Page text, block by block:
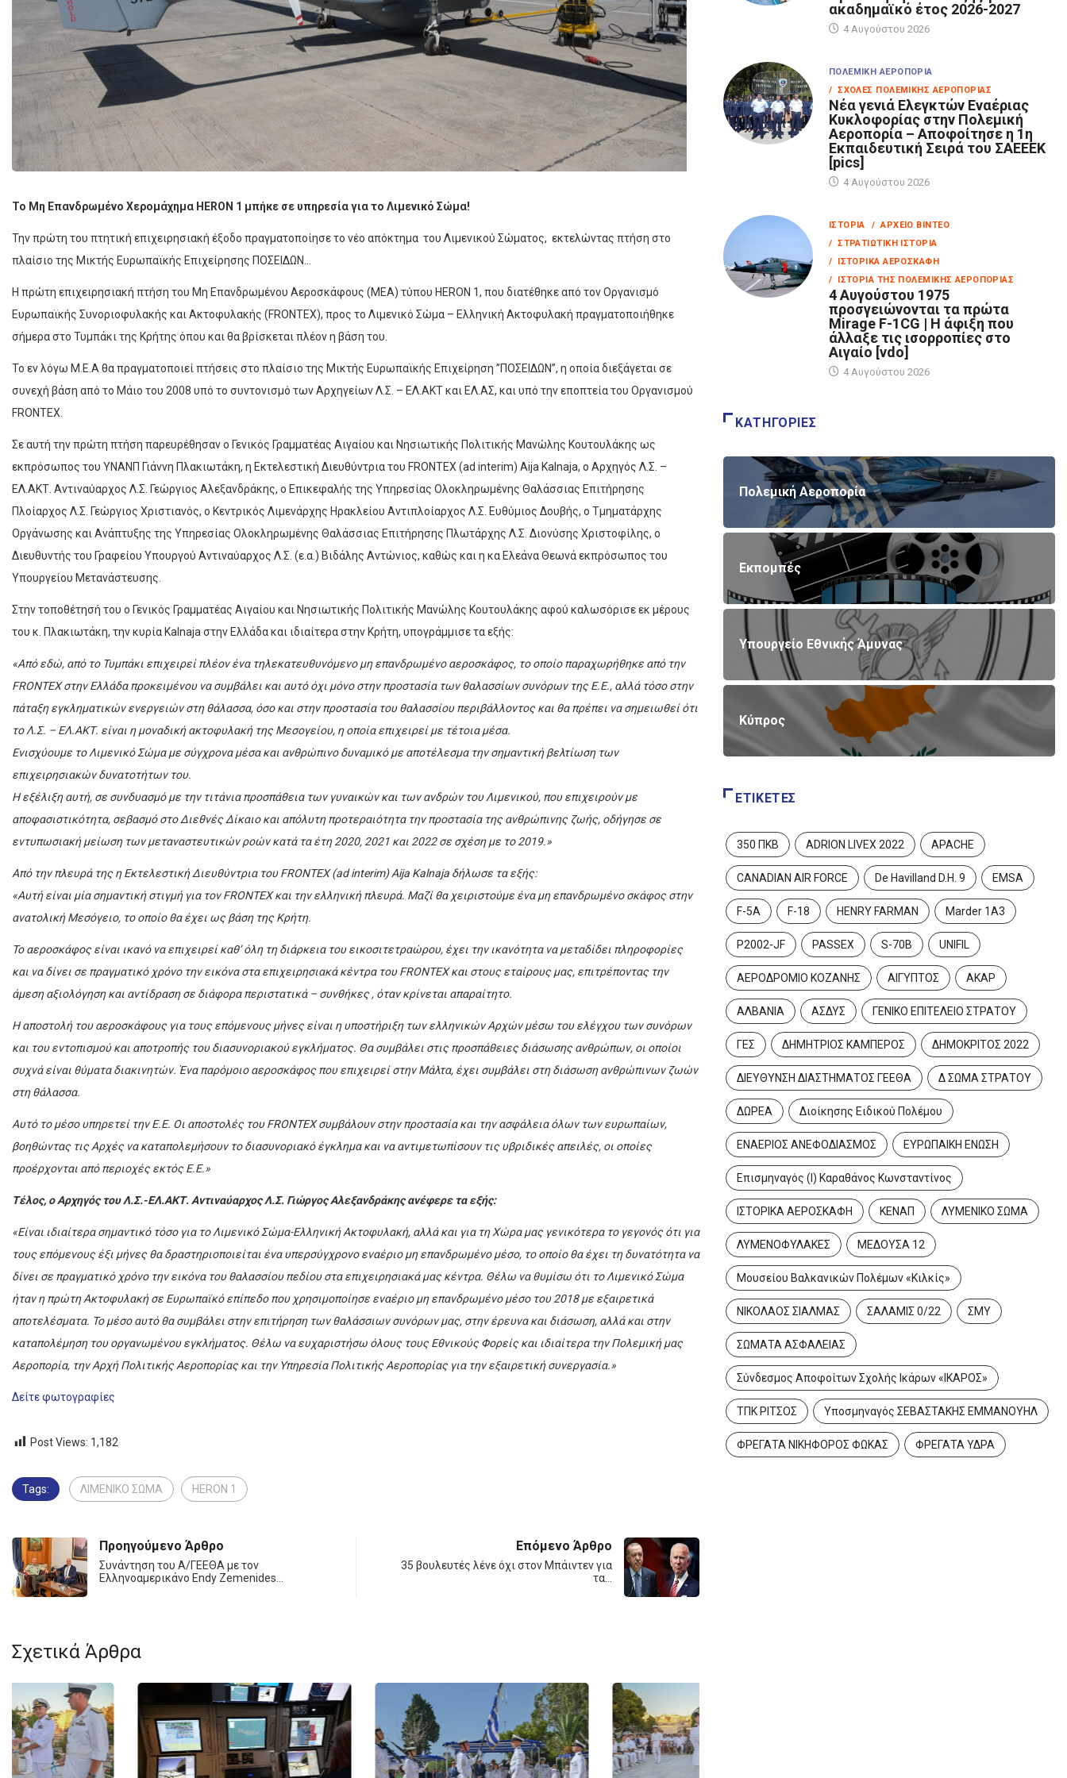
Το Μη Επανδρωμένο Χερομάχημα HERON 1 μπήκε σε υπηρεσία για το Λιμενικό Σώμα!
Την πρώτη του πτητική επιχειρησιακή έξοδο πραγματοποίησε το νέο απόκτημα του Λιμενικού Σώματος, εκτελώντας πτήση στο
πλαίσιο της Μικτής Ευρωπαϊκής Επιχείρησης ΠΟΣΕΙΔΩΝ…
Η πρώτη επιχειρησιακή πτήση του Μη Επανδρωμένου Αεροσκάφους (ΜΕΑ) τύπου HERON 1, που διατέθηκε από τον Οργανισμό
Ευρωπαϊκής Συνοριοφυλακής και Ακτοφυλακής (FRONTEX), προς το Λιμενικό Σώμα – Ελληνική Ακτοφυλακή πραγματοποιήθηκε
σήμερα στο Τυμπάκι της Κρήτης όπου και θα βρίσκεται πλέον η βάση του.
Το εν λόγω Μ.Ε.Α θα πραγματοποιεί πτήσεις στο πλαίσιο της Μικτής Ευρωπαϊκής Επιχείρηση ”ΠΟΣΕΙΔΩΝ”, η οποία διεξάγεται σε
συνεχή βάση από το Μάιο του 2008 υπό το συντονισμό των Αρχηγείων Λ.Σ. – ΕΛ.ΑΚΤ και ΕΛ.ΑΣ, και υπό την εποπτεία του Οργανισμού
FRONTEX.
Σε αυτή την πρώτη πτήση παρευρέθησαν ο Γενικός Γραμματέας Αιγαίου και Νησιωτικής Πολιτικής Μανώλης Κουτουλάκης ως
εκπρόσωπος του ΥΝΑΝΠ Γιάννη Πλακιωτάκη, η Εκτελεστική Διευθύντρια του FRONTEX (ad interim) Aija Kalnaja, o Αρχηγός Λ.Σ. –
ΕΛ.ΑΚΤ. Αντιναύαρχος Λ.Σ. Γεώργιος Αλεξανδράκης, ο Επικεφαλής της Υπηρεσίας Ολοκληρωμένης Θαλάσσιας Επιτήρησης
Πλοίαρχος Λ.Σ. Γεώργιος Χριστιανός, ο Κεντρικός Λιμενάρχης Ηρακλείου Αντιπλοίαρχος Λ.Σ. Ευθύμιος Δουβής, ο Τμηματάρχης
Οργάνωσης και Ανάπτυξης της Υπηρεσίας Ολοκληρωμένης Θαλάσσιας Επιτήρησης Πλωτάρχης Λ.Σ. Διονύσης Χριστοφίλης, ο
Διευθυντής του Γραφείου Υπουργού Αντιναύαρχος Λ.Σ. (ε.α.) Βιδάλης Αντώνιος, καθώς και η κα Ελεάνα Θεωνά εκπρόσωπος του
Υπουργείου Μετανάστευσης.
Στην τοποθέτησή του ο Γενικός Γραμματέας Αιγαίου και Νησιωτικής Πολιτικής Μανώλης Κουτουλάκης αφού καλωσόρισε εκ μέρους
του κ. Πλακιωτάκη, την κυρία Kalnaja στην Ελλάδα και ιδιαίτερα στην Κρήτη, υπογράμμισε τα εξής:
«Από εδώ, από το Τυμπάκι επιχειρεί πλέον ένα τηλεκατευθυνόμενο μη επανδρωμένο αεροσκάφος, το οποίο παραχωρήθηκε από την
FRONTEX στην Ελλάδα προκειμένου να συμβάλει και αυτό όχι μόνο στην προστασία των θαλασσίων συνόρων της Ε.Ε., αλλά τόσο στην
πάταξη εγκληματικών ενεργειών στη θάλασσα, όσο και στην προστασία του θαλασσίου περιβάλλοντος και θα πρέπει να σημειωθεί ότι
το Λ.Σ. – ΕΛ.ΑΚΤ. είναι η μοναδική ακτοφυλακή της Μεσογείου, η οποία επιχειρεί με τέτοια μέσα.
Ενισχύουμε το Λιμενικό Σώμα με σύγχρονα μέσα και ανθρώπινο δυναμικό με αποτέλεσμα την σημαντική βελτίωση των
επιχειρησιακών δυνατοτήτων του.
Η εξέλιξη αυτή, σε συνδυασμό με την τιτάνια προσπάθεια των γυναικών και των ανδρών του Λιμενικού, που επιχειρούν με
αποφασιστικότητα, σεβασμό στο Διεθνές Δίκαιο και απόλυτη προτεραιότητα την προστασία της ανθρώπινης ζωής, οδήγησε σε
εντυπωσιακή μείωση των μεταναστευτικών ροών κατά τα έτη 2020, 2021 και 2022 σε σχέση με το 2019.»
Από την πλευρά της η Εκτελεστική Διευθύντρια του FRONTEX (ad interim) Aija Kalnaja δήλωσε τα εξής:
«Αυτή είναι μία σημαντική στιγμή για τον FRONTEX και την ελληνική πλευρά. Μαζί θα χειριστούμε ένα μη επανδρωμένο σκάφος στην
ανατολική Μεσόγειο, το οποίο θα έχει ως βάση της Κρήτη.
Το αεροσκάφος είναι ικανό να επιχειρεί καθ’ όλη τη διάρκεια του εικοσιτετραώρου, έχει την ικανότητα να μεταδίδει πληροφορίες
και να δίνει σε πραγματικό χρόνο την εικόνα στα επιχειρησιακά κέντρα του FRONTEX και στους εταίρους μας, επιτρέποντας την
άμεση αξιολόγηση και αντίδραση σε διάφορα περιστατικά – συνθήκες , όταν κρίνεται απαραίτητο.
Η αποστολή του αεροσκάφους για τους επόμενους μήνες είναι η υποστήριξη των ελληνικών Αρχών μέσω του ελέγχου των συνόρων
και του εντοπισμού και αποτροπής του διασυνοριακού εγκλήματος. Θα συμβάλει στις προσπάθειες διάσωσης ανθρώπων, οι οποίοι
συχνά είναι θύματα διακινητών. Ένα παρόμοιο αεροσκάφος που επιχειρεί στην Μάλτα, έχει συμβάλει στη διάσωση ανθρώπινων ζωών
στη θάλασσα.
Αυτό το μέσο υπηρετεί την Ε.Ε. Οι αποστολές του FRONTEX συμβάλουν στην προστασία και την ασφάλεια όλων των ευρωπαίων,
βοηθώντας τις Αρχές να καταπολεμήσουν το διασυνοριακό έγκλημα και να αντιμετωπίσουν τις υβριδικές απειλές, οι οποίες
προέρχονται από περιοχές εκτός Ε.Ε.»
Τέλος, ο Αρχηγός του Λ.Σ.-ΕΛ.ΑΚΤ. Αντιναύαρχος Λ.Σ. Γιώργος Αλεξανδράκης ανέφερε τα εξής:
«Είναι ιδιαίτερα σημαντικό τόσο για το Λιμενικό Σώμα-Ελληνική Ακτοφυλακή, αλλά και για τη Χώρα μας γενικότερα το γεγονός ότι για
τους επόμενους έξι μήνες θα δραστηριοποιείται ένα υπερσύγχρονο εναέριο μη επανδρωμένο μέσο, το οποίο θα έχει τη δυνατότητα να
δίνει σε πραγματικό χρόνο την εικόνα του θαλασσίου πεδίου στα επιχειρησιακά μας κέντρα. Θέλω να θυμίσω ότι το Λιμενικό Σώμα
ήταν η πρώτη Ακτοφυλακή σε Ευρωπαϊκό επίπεδο που χρησιμοποίησε εναέριο μη επανδρωμένο μέσο του 2018 με εξαιρετικά
αποτελέσματα. Το μέσο αυτό θα συμβάλει στην επιτήρηση των θαλάσσιων συνόρων μας, στην έρευνα και διάσωση, αλλά και στην
καταπολέμηση του οργανωμένου εγκλήματος. Θέλω να ευχαριστήσω όλους τους Εθνικούς Φορείς και ιδιαίτερα την Πολεμική μας
Αεροπορία, την Αρχή Πολιτικής Αεροπορίας και την Υπηρεσία Πολιτικής Αεροπορίας για την εξαιρετική συνεργασία.»
Δείτε φωτογραφίες
Post Views: 1,182
Tags: ΛΙΜΕΝΙΚΟ ΣΩΜΑ HERON 1
Προηγούμενο Άρθρο
Συνάντηση του Α/ΓΕΕΘΑ με τον
Ελληνοαμερικάνο Endy Zemenides…
Επόμενο Άρθρο
35 βουλευτές λένε όχι στον Μπάιντεν για
τα…
Σχετικά Άρθρα
ακαδημαϊκό έτος 2026-2027
4 Αυγούστου 2026
ΠΟΛΕΜΙΚΉ ΑΕΡΟΠΟΡΊΑ
/ ΣΧΟΛΈΣ ΠΟΛΕΜΙΚΉΣ ΑΕΡΟΠΟΡΊΑΣ
Νέα γενιά Ελεγκτών Εναέριας
Κυκλοφορίας στην Πολεμική
Αεροπορία – Αποφοίτησε η 1η
Εκπαιδευτική Σειρά του ΣΑΕΕΕΚ
[pics]
4 Αυγούστου 2026
ΙΣΤΟΡΊΑ
/ ΑΡΧΕΊΟ ΒΊΝΤΕΟ
/ ΣΤΡΑΤΙΩΤΙΚΉ ΙΣΤΟΡΊΑ
/ ΙΣΤΟΡΙΚΆ ΑΕΡΟΣΚΆΦΗ
/ ΙΣΤΟΡΊΑ ΤΗΣ ΠΟΛΕΜΙΚΉΣ ΑΕΡΟΠΟΡΊΑΣ
4 Αυγούστου 1975
προσγειώνονται τα πρώτα
Mirage F-1CG | Η άφιξη που
άλλαξε τις ισορροπίες στο
Αιγαίο [vdo]
4 Αυγούστου 2026
ΚΑΤΗΓΟΡΊΕΣ
Πολεμική Αεροπορία
Εκπομπές
Υπουργείο Εθνικής Άμυνας
Κύπρος
ΕΤΙΚΈΤΕΣ
350 ΠΚΒ ADRION LIVEX 2022 APACHE
CANADIAN AIR FORCE De Havilland D.H. 9 EMSA
F-5A F-18 HENRY FARMAN Marder 1A3
P2002-JF PASSEX S-70B UNIFIL
ΑΕΡΟΔΡΟΜΙΟ ΚΟΖΑΝΗΣ ΑΙΓΥΠΤΟΣ ΑΚΑΡ
ΑΛΒΑΝΙΑ ΑΣΔΥΣ ΓΕΝΙΚΟ ΕΠΙΤΕΛΕΙΟ ΣΤΡΑΤΟΥ
ΓΕΣ ΔΗΜΗΤΡΙΟΣ ΚΑΜΠΕΡΟΣ ΔΗΜΟΚΡΙΤΟΣ 2022
ΔΙΕΥΘΥΝΣΗ ΔΙΑΣΤΗΜΑΤΟΣ ΓΕΕΘΑ Δ ΣΩΜΑ ΣΤΡΑΤΟΥ
ΔΩΡΕΑ Διοίκησης Ειδικού Πολέμου
ΕΝΑΕΡΙΟΣ ΑΝΕΦΟΔΙΑΣΜΟΣ ΕΥΡΩΠΑΙΚΗ ΕΝΩΣΗ
Επισμηναγός (Ι) Καραθάνος Κωνσταντίνος
ΙΣΤΟΡΙΚΑ ΑΕΡΟΣΚΑΦΗ ΚΕΝΑΠ ΛΥΜΕΝΙΚΟ ΣΩΜΑ
ΛΥΜΕΝΟΦΥΛΑΚΕΣ ΜΕΔΟΥΣΑ 12
Μουσείου Βαλκανικών Πολέμων «Κιλκίς»
ΝΙΚΟΛΑΟΣ ΣΙΑΛΜΑΣ ΣΑΛΑΜΙΣ 0/22 ΣΜΥ
ΣΩΜΑΤΑ ΑΣΦΑΛΕΙΑΣ
Σύνδεσμος Αποφοίτων Σχολής Ικάρων «ΙΚΑΡΟΣ»
ΤΠΚ ΡΙΤΣΟΣ Υποσμηναγός ΣΕΒΑΣΤΑΚΗΣ ΕΜΜΑΝΟΥΗΛ
ΦΡΕΓΑΤΑ ΝΙΚΗΦΟΡΟΣ ΦΩΚΑΣ ΦΡΕΓΑΤΑ ΥΔΡΑ